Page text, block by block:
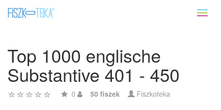
Top 1000 englische
Substantive 401 - 450
0 50 fiszek Fiszkoteka